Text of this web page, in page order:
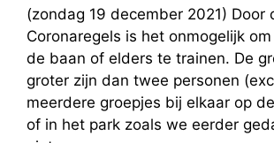
(zondag 19 december 2021) Door
Coronaregels is het onmogelijk
de baan of elders te trainen. De
groter zijn dan twee personen
meerdere groepjes bij elkaar op
of in het park zoals we eerder